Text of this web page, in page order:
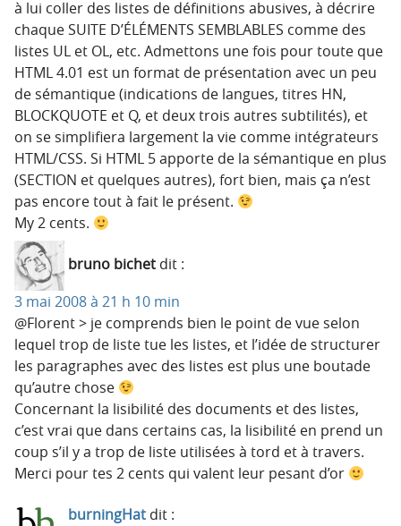
à lui coller des listes de définitions abusives, à décrire
chaque SUITE D’ÉLÉMENTS SEMBLABLES comme des
listes UL et OL, etc. Admettons une fois pour toute que
HTML 4.01 est un format de présentation avec un peu
de sémantique (indications de langues, titres HN,
BLOCKQUOTE et Q, et deux trois autres subtilités), et
on se simplifiera largement la vie comme intégrateurs
HTML/CSS. Si HTML 5 apporte de la sémantique en plus
(SECTION et quelques autres), fort bien, mais ça n’est
pas encore tout à fait le présent.
My 2 cents.
bruno bichet dit :
3 mai 2008 à 21 h 10 min
@Florent > je comprends bien le point de vue selon
lequel trop de liste tue les listes, et l’idée de structurer
les paragraphes avec des listes est plus une boutade
qu’autre chose
Concernant la lisibilité des documents et des listes,
c’est vrai que dans certains cas, la lisibilité en prend un
coup s’il y a trop de liste utilisées à tord et à travers.
Merci pour tes 2 cents qui valent leur pesant d’or
burningHat dit :